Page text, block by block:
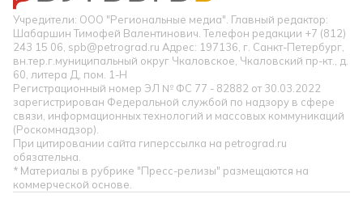
Учредители: ООО "Региональные медиа". Главный редактор:
Шабаршин Тимофей Валентинович. Телефон редакции +7 (812)
243 15 06, spb@petrograd.ru Адрес: 197136, г. Санкт-Петербург,
вн.тер.г.муниципальный округ Чкаловское, Чкаловский пр-кт., д.
60, литера Д, пом. 1-Н
Регистрационный номер ЭЛ № ФС 77 - 82882 от 30.03.2022
зарегистрирован Федеральной службой по надзору в сфере
связи, информационных технологий и массовых коммуникаций
(Роскомнадзор).
При цитировании сайта гиперссылка на petrograd.ru
обязательна.
* Материалы в рубрике "Пресс-релизы" размещаются на
коммерческой основе.